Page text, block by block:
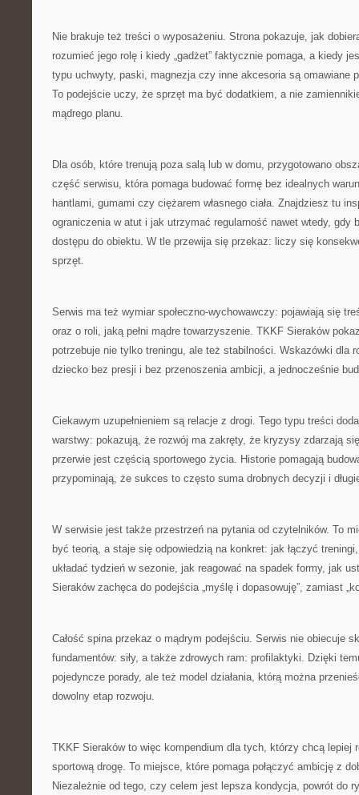
Nie brakuje też treści o wyposażeniu. Strona pokazuje, jak
rozumieć jego rolę i kiedy „gadżet” faktycznie pomaga, a kiedy
typu uchwyty, paski, magnezja czy inne akcesoria są omawiane
To podejście uczy, że sprzęt ma być dodatkiem, a nie
mądrego planu.
Dla osób, które trenują poza salą lub w domu, przygotowano
część serwisu, która pomaga budować formę bez idealnych
hantlami, gumami czy ciężarem własnego ciała. Znajdziesz tu
ograniczenia w atut i jak utrzymać regularność nawet wtedy, gdy
dostępu do obiektu. W tle przewija się przekaz: liczy się
sprzęt.
Serwis ma też wymiar społeczno-wychowawczy: pojawiają się
oraz o roli, jaką pełni mądre towarzyszenie. TKKF Sieraków
potrzebuje nie tylko treningu, ale też stabilności. Wskazówki dla
dziecko bez presji i bez przenoszenia ambicji, a jednocześnie
Ciekawym uzupełnieniem są relacje z drogi. Tego typu treści
warstwy: pokazują, że rozwój ma zakręty, że kryzysy zdarzają
przerwie jest częścią sportowego życia. Historie pomagają
przypominają, że sukces to często suma drobnych decyzji i
W serwisie jest także przestrzeń na pytania od czytelników. To
być teorią, a staje się odpowiedzią na konkret: jak łączyć
układać tydzień w sezonie, jak reagować na spadek formy, jak
Sieraków zachęca do podejścia „myślę i dopasowuję”, zamiast
Całość spina przekaz o mądrym podejściu. Serwis nie obiecuje
fundamentów: siły, a także zdrowych ram: profilaktyki. Dzięki
pojedyncze porady, ale też model działania, którą można
dowolny etap rozwoju.
TKKF Sieraków to więc kompendium dla tych, którzy chcą lepiej
sportową drogę. To miejsce, które pomaga połączyć ambicję z
Niezależnie od tego, czy celem jest lepsza kondycja, powrót do